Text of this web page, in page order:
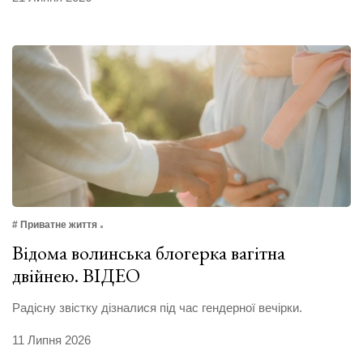
# Приватне життя
Відома волинська блогерка вагітна
двійнею. ВІДЕО
Радісну звістку дізналися під час гендерної вечірки.
11 Липня 2026